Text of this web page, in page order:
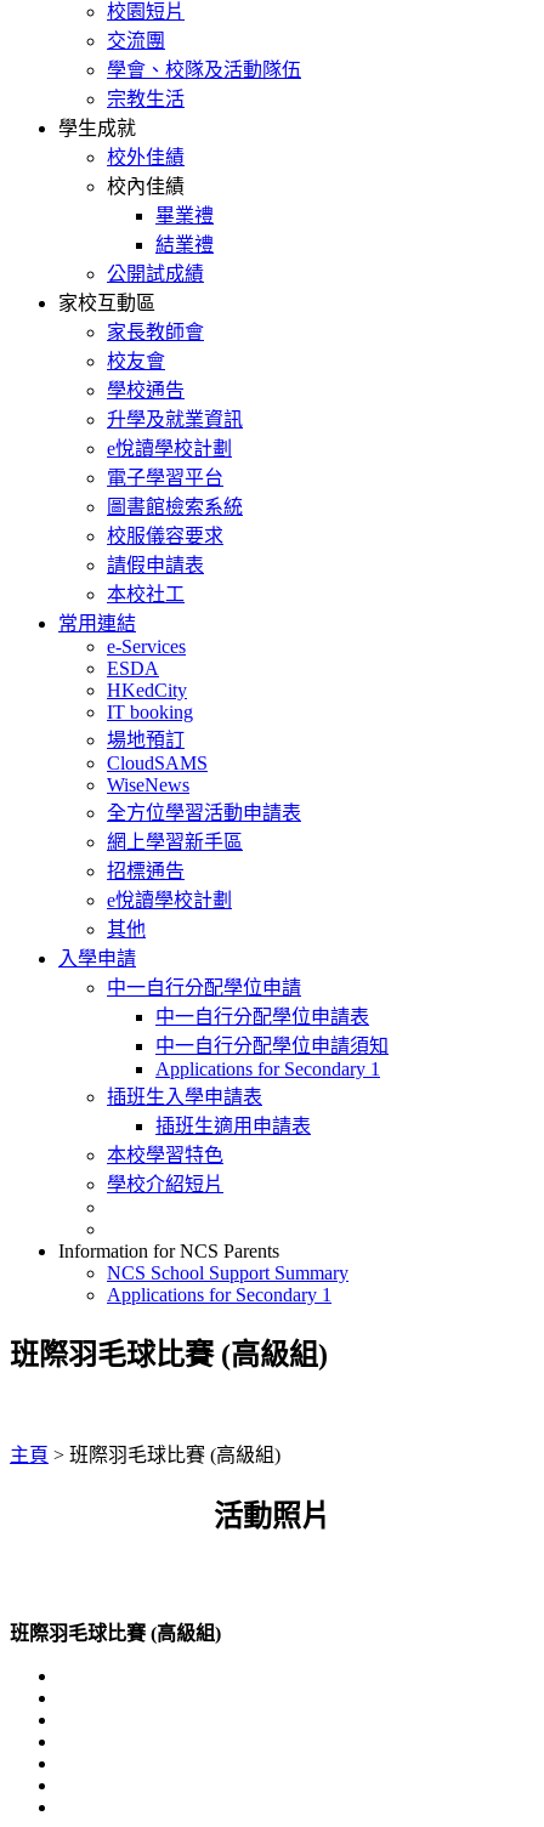
校園短片
交流團
學會、校隊及活動隊伍
宗教生活
學生成就
校外佳績
校內佳績
畢業禮
結業禮
公開試成績
家校互動區
家長教師會
校友會
學校通告
升學及就業資訊
e悅讀學校計劃
電子學習平台
圖書館檢索系統
校服儀容要求
請假申請表
本校社工
常用連結
e-Services
ESDA
HKedCity
IT booking
場地預訂
CloudSAMS
WiseNews
全方位學習活動申請表
網上學習新手區
招標通告
e悅讀學校計劃
其他
入學申請
中一自行分配學位申請
中一自行分配學位申請表
中一自行分配學位申請須知
Applications for Secondary 1
插班生入學申請表
插班生適用申請表
本校學習特色
學校介紹短片
Information for NCS Parents
NCS School Support Summary
Applications for Secondary 1
班際羽毛球比賽 (高級組)
主頁 > 班際羽毛球比賽 (高級組)
活動照片
班際羽毛球比賽 (高級組)